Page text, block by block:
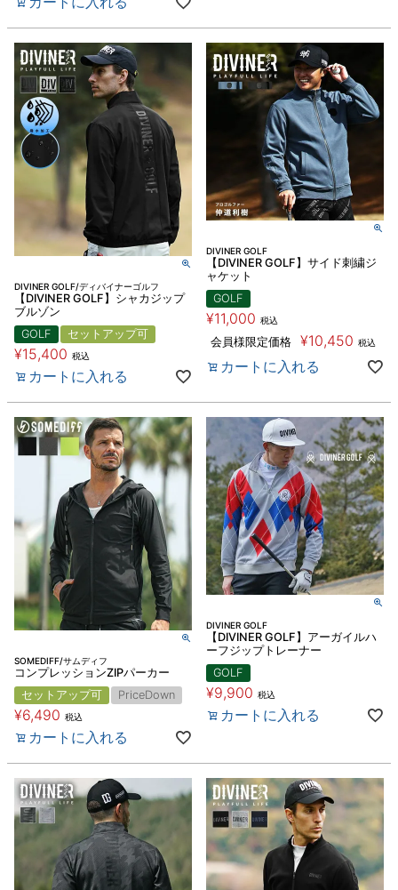
DIVINER GOLF/ディバイナーゴルフ
【DIVINER GOLF】シャカジップ
ブルゾン
GOLF
セットアップ可
¥15,400 税込
カートに入れる
DIVINER GOLF
【DIVINER GOLF】サイド刺繍ジ
ャケット
GOLF
¥11,000 税込
会員様限定価格 ¥10,450 税込
カートに入れる
SOMEDIFF/サムディフ
コンプレッションZIPパーカー
セットアップ可
PriceDown
¥6,490 税込
カートに入れる
DIVINER GOLF
【DIVINER GOLF】アーガイルハ
ーフジップトレーナー
GOLF
¥9,900 税込
カートに入れる